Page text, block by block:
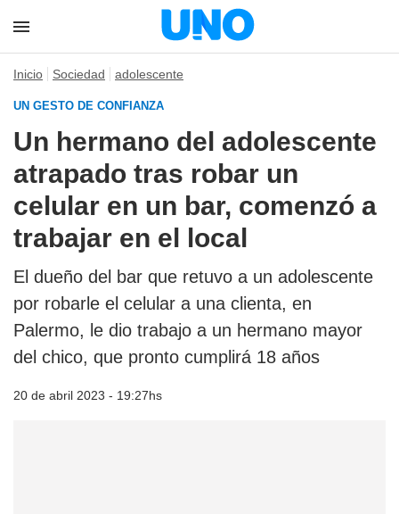
Inicio Sociedad adolescente
UN GESTO DE CONFIANZA
Un hermano del adolescente
atrapado tras robar un
celular en un bar, comenzó a
trabajar en el local
El dueño del bar que retuvo a un adolescente
por robarle el celular a una clienta, en
Palermo, le dio trabajo a un hermano mayor
del chico, que pronto cumplirá 18 años
20 de abril 2023 - 19:27hs